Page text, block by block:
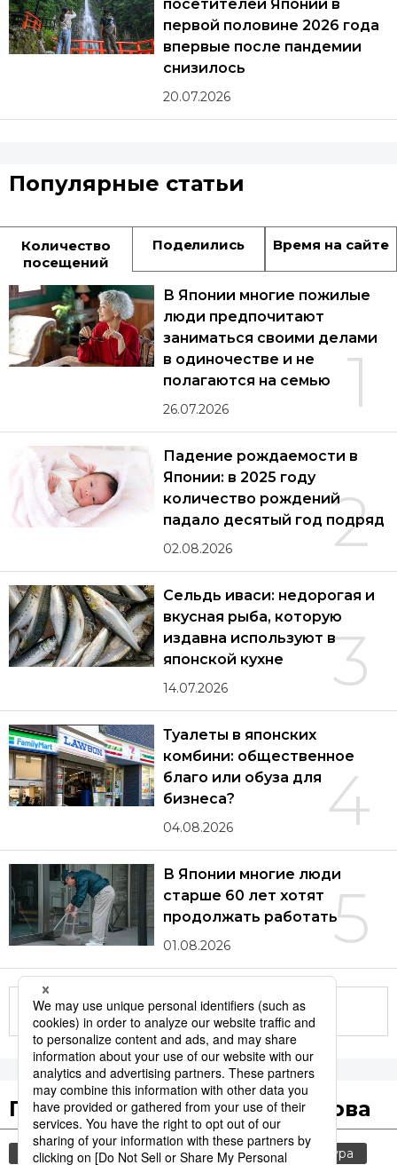
посетителей Японии в
первой половине 2026 года
впервые после пандемии
снизилось
20.07.2026
Популярные статьи
Количество
посещений
Поделились Время на сайте
1
В Японии многие пожилые
люди предпочитают
заниматься своими делами
в одиночестве и не
полагаются на семью
26.07.2026
2
Падение рождаемости в
Японии: в 2025 году
количество рождений
падало десятый год подряд
02.08.2026
3
Сельдь иваси: недорогая и
вкусная рыба, которую
издавна используют в
японской кухне
14.07.2026
4
Туалеты в японских
комбини: общественное
благо или обуза для
бизнеса?
04.08.2026
5
В Японии многие люди
старше 60 лет хотят
продолжать работать
01.08.2026
Другие статьи по теме
Популярные поисковые слова
общество jiji press политика культура